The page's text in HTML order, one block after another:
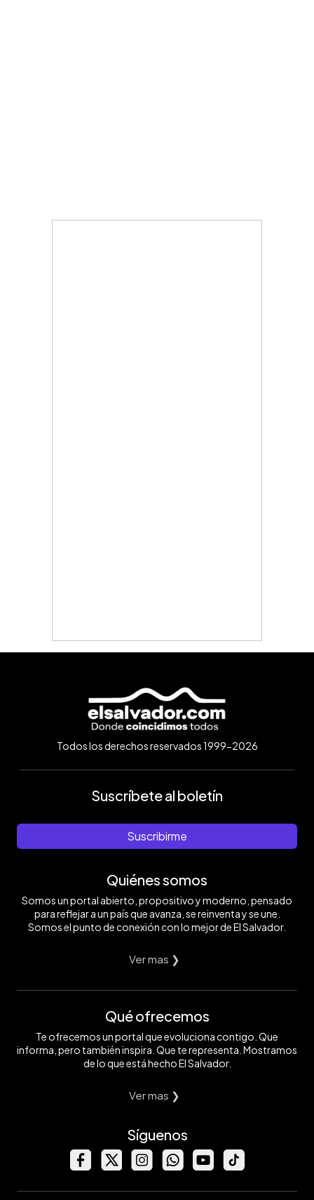
Todos los derechos reservados 1999-2026
Suscríbete al boletín
Suscribirme
Quiénes somos
Somos un portal abierto, propositivo y moderno, pensado
para reflejar a un país que avanza, se reinventa y se une.
Somos el punto de conexión con lo mejor de El Salvador.
Ver mas ❯
Qué ofrecemos
Te ofrecemos un portal que evoluciona contigo. Que
informa, pero también inspira. Que te representa. Mostramos
de lo que está hecho El Salvador.
Ver mas ❯
Síguenos